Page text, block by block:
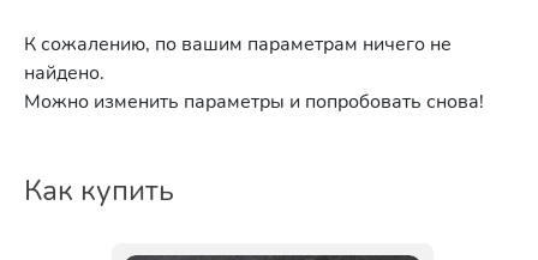
К сожалению, по вашим параметрам ничего не
найдено.
Можно изменить параметры и попробовать снова!
Как купить